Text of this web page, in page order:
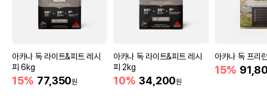
아카나 독 라이트&피트 레시
피 6kg
15% 77,350원
아카나 독 라이트&피트 레시
피 2kg
10% 34,200원
아카나 독 프리
15%